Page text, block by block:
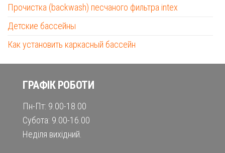
Прочистка (backwash) песчаного фильтра intex
Детские бассейны
Как установить каркасный бассейн
ГРАФІК РОБОТИ
Пн-Пт: 9.00-18.00
Субота: 9.00-16.00
Неділя вихідний.